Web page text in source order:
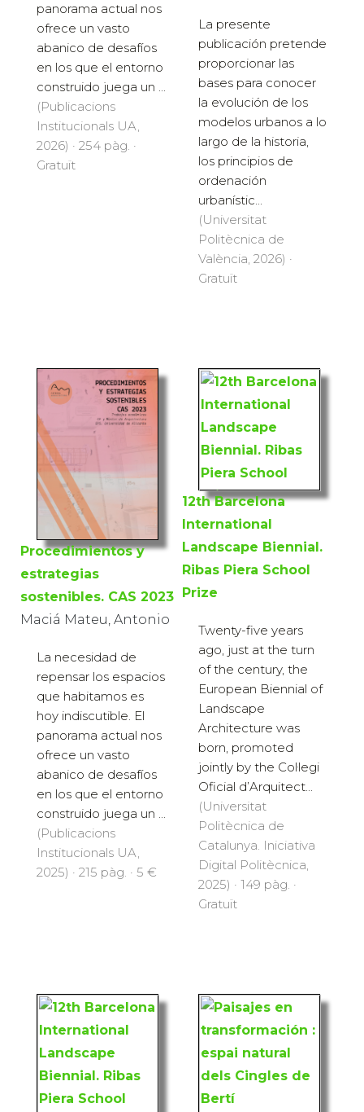
panorama actual nos
ofrece un vasto
abanico de desafíos
en los que el entorno
construido juega un ...
(Publicacions
Institucionals UA,
2026) · 254 pàg. ·
Gratuït
La presente
publicación pretende
proporcionar las
bases para conocer
la evolución de los
modelos urbanos a lo
largo de la historia,
los principios de
ordenación
urbanístic...
(Universitat
Politècnica de
València, 2026) ·
Gratuït
Procedimientos y
estrategias
sostenibles. CAS 2023
Maciá Mateu, Antonio
La necesidad de
repensar los espacios
que habitamos es
hoy indiscutible. El
panorama actual nos
ofrece un vasto
abanico de desafíos
en los que el entorno
construido juega un ...
(Publicacions
Institucionals UA,
2025) · 215 pàg. · 5 €
12th Barcelona
International
Landscape Biennial.
Ribas Piera School
Prize
Twenty-five years
ago, just at the turn
of the century, the
European Biennial of
Landscape
Architecture was
born, promoted
jointly by the Col·legi
Oficial d’Arquitect...
(Universitat
Politècnica de
Catalunya. Iniciativa
Digital Politècnica,
2025) · 149 pàg. ·
Gratuït